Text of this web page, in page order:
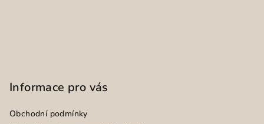
Informace pro vás
Obchodní podmínky